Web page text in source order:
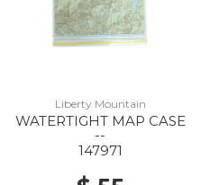
Liberty Mountain
WATERTIGHT MAP CASE
--
147971